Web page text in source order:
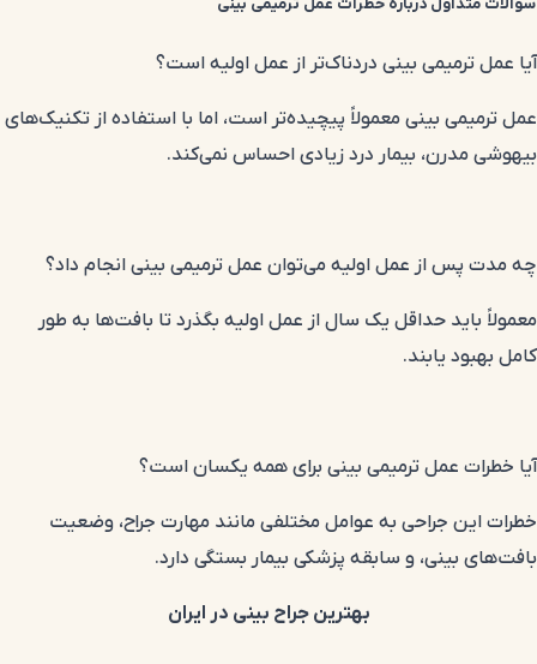
سوالات متداول درباره خطرات عمل ترمیمی بینی
آیا عمل ترمیمی بینی دردناک‌تر از عمل اولیه است؟
عمل ترمیمی بینی معمولاً پیچیده‌تر است، اما با استفاده از تکنیک‌های
بیهوشی مدرن، بیمار درد زیادی احساس نمی‌کند.
چه مدت پس از عمل اولیه می‌توان عمل ترمیمی بینی انجام داد؟
معمولاً باید حداقل یک سال از عمل اولیه بگذرد تا بافت‌ها به طور
کامل بهبود یابند.
آیا خطرات عمل ترمیمی بینی برای همه یکسان است؟
خطرات این جراحی به عوامل مختلفی مانند مهارت جراح، وضعیت
بافت‌های بینی، و سابقه پزشکی بیمار بستگی دارد.
بهترین جراح بینی در ایران